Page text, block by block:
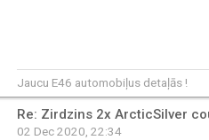
Jaucu E46 automobiļus detaļās !
Re: Zirdzins 2x ArcticSilver
02 Dec 2020, 22:34